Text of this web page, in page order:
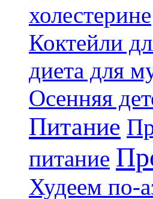
холестерине
Коктейли
диета для
Осенняя
Питание
питание
Худеем по-